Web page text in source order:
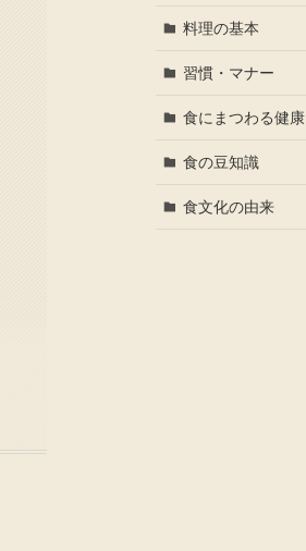
料理の基本
習慣・マナー
食にまつわる健康
食の豆知識
食文化の由来